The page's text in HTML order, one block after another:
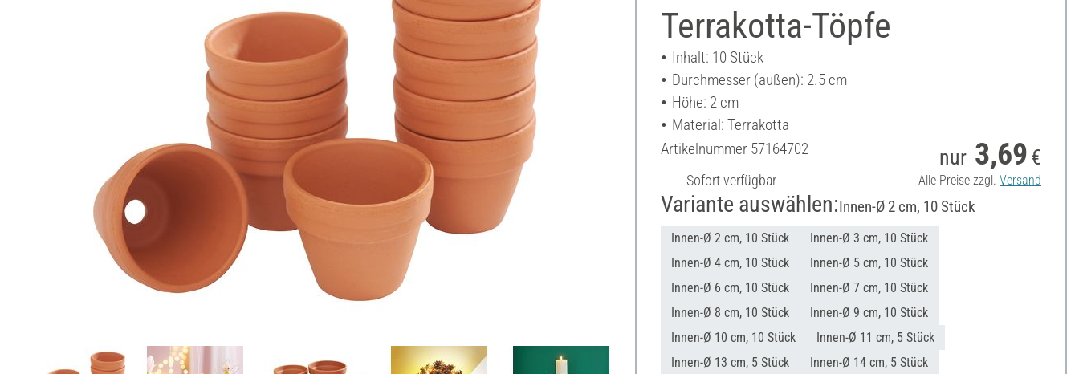
Terrakotta-Töpfe
Inhalt: 10 Stück
Durchmesser (außen): 2.5 cm
Höhe: 2 cm
Material: Terrakotta
Artikelnummer 57164702
Sofort verfügbar
nur 3,69 €
Alle Preise zzgl. Versand
Variante auswählen:Innen-Ø 2 cm, 10 Stück
Innen-Ø 2 cm, 10 Stück
Innen-Ø 3 cm, 10 Stück
Innen-Ø 4 cm, 10 Stück
Innen-Ø 5 cm, 10 Stück
Innen-Ø 6 cm, 10 Stück
Innen-Ø 7 cm, 10 Stück
Innen-Ø 8 cm, 10 Stück
Innen-Ø 9 cm, 10 Stück
Innen-Ø 10 cm, 10 Stück
Innen-Ø 11 cm, 5 Stück
Innen-Ø 13 cm, 5 Stück
Innen-Ø 14 cm, 5 Stück